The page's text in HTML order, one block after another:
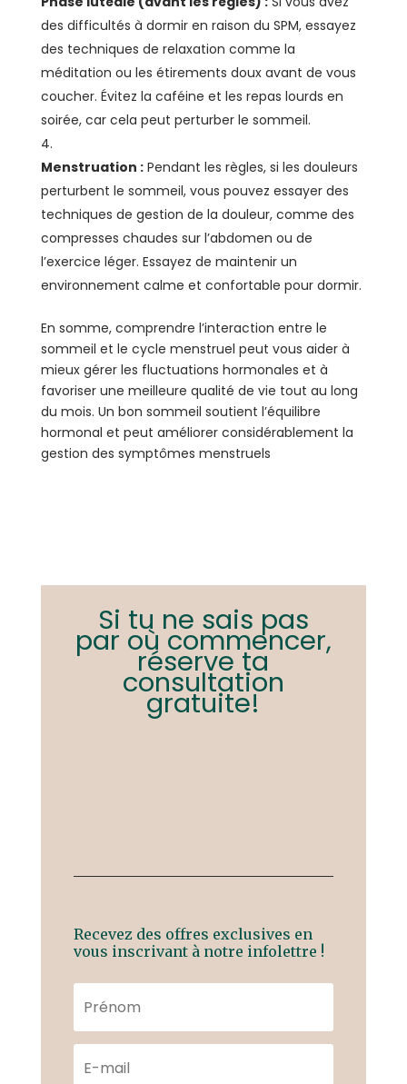
des difficultés à dormir en raison du SPM, essayez
des techniques de relaxation comme la
méditation ou les étirements doux avant de vous
coucher. Évitez la caféine et les repas lourds en
soirée, car cela peut perturber le sommeil.
Menstruation :Pendant les règles, si les douleurs
perturbent le sommeil, vous pouvez essayer des
techniques de gestion de la douleur, comme des
compresses chaudes sur l’abdomen ou de
l’exercice léger. Essayez de maintenir un
environnement calme et confortable pour dormir.
En somme, comprendre l’interaction entre le
sommeil et le cycle menstruel peut vous aider à
mieux gérer les fluctuations hormonales et à
favoriser une meilleure qualité de vie tout au long
du mois. Un bon sommeil soutient l’équilibre
hormonal et peut améliorer considérablement la
gestion des symptômes menstruels
Si tu ne sais pas
par où commencer,
réserve ta
consultation
gratuite!
Recevez des offres exclusives en
vous inscrivant à notre infolettre !